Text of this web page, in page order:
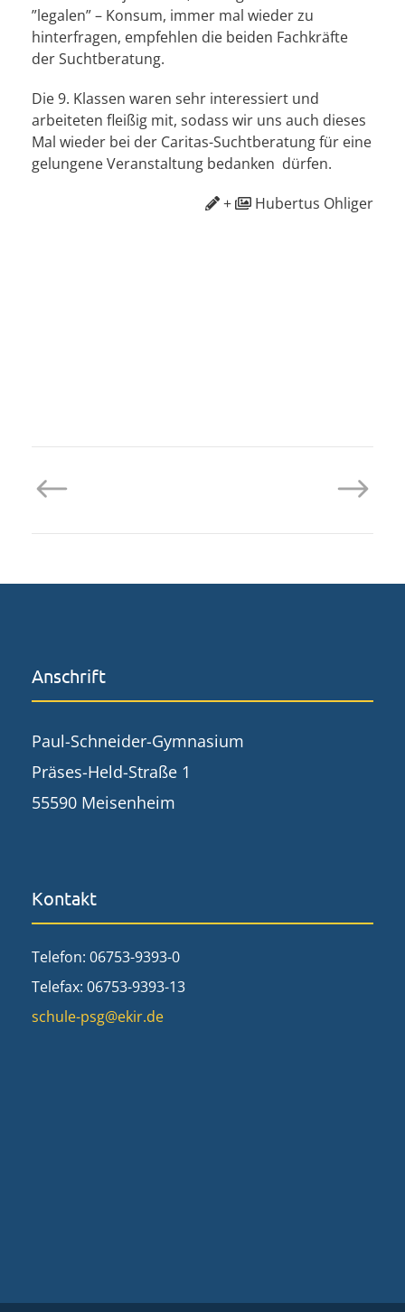
”legalen” – Konsum, immer mal wieder zu
hinterfragen, empfehlen die beiden Fachkräfte
der Suchtberatung.
Die 9. Klassen waren sehr interessiert und
arbeiteten fleißig mit, sodass wir uns auch dieses
Mal wieder bei der Caritas-Suchtberatung für eine
gelungene Veranstaltung bedanken dürfen.
+
Hubertus Ohliger
Anschrift
Paul-Schneider-Gymnasium
Präses-Held-Straße 1
55590 Meisenheim
Kontakt
Telefon: 06753-9393-0
Telefax: 06753-9393-13
schule-psg@ekir.de